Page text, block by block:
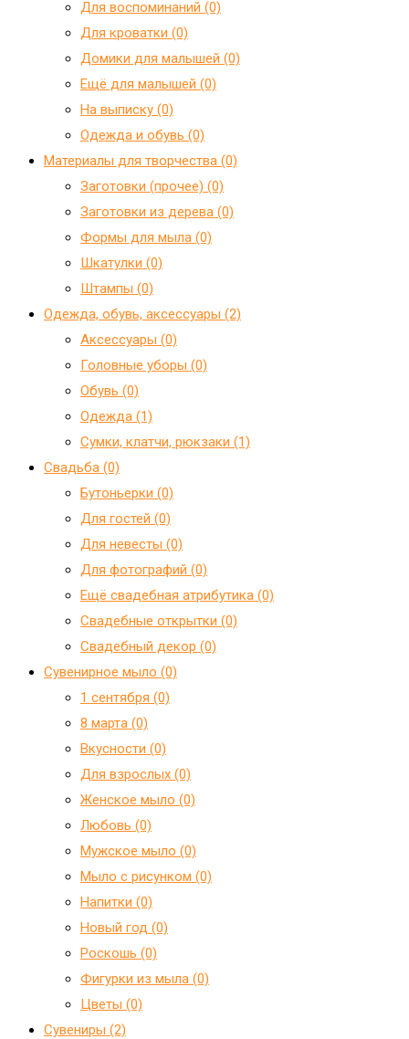
Для воспоминаний (0)
Для кроватки (0)
Домики для малышей (0)
Ещё для малышей (0)
На выписку (0)
Одежда и обувь (0)
Материалы для творчества (0)
Заготовки (прочее) (0)
Заготовки из дерева (0)
Формы для мыла (0)
Шкатулки (0)
Штампы (0)
Одежда, обувь, аксессуары (2)
Аксессуары (0)
Головные уборы (0)
Обувь (0)
Одежда (1)
Сумки, клатчи, рюкзаки (1)
Свадьба (0)
Бутоньерки (0)
Для гостей (0)
Для невесты (0)
Для фотографий (0)
Ещё свадебная атрибутика (0)
Свадебные открытки (0)
Свадебный декор (0)
Сувенирное мыло (0)
1 сентября (0)
8 марта (0)
Вкусности (0)
Для взрослых (0)
Женское мыло (0)
Любовь (0)
Мужское мыло (0)
Мыло с рисунком (0)
Напитки (0)
Новый год (0)
Роскошь (0)
Фигурки из мыла (0)
Цветы (0)
Сувениры (2)